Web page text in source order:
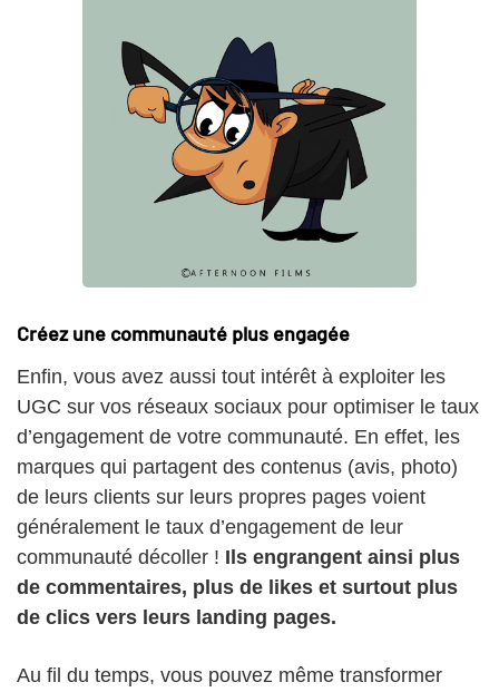
Créez une communauté plus engagée
Enfin, vous avez aussi tout intérêt à exploiter les
UGC sur vos réseaux sociaux pour optimiser le taux
d’engagement de votre communauté. En effet, les
marques qui partagent des contenus (avis, photo)
de leurs clients sur leurs propres pages voient
généralement le taux d’engagement de leur
communauté décoller ! Ils engrangent ainsi plus
de commentaires, plus de likes et surtout plus
de clics vers leurs landing pages.
Au fil du temps, vous pouvez même transformer